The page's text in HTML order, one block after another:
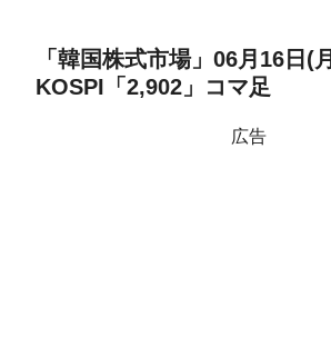
「韓国株式市場」06月16日(
KOSPI「2,902」コマ足
広告